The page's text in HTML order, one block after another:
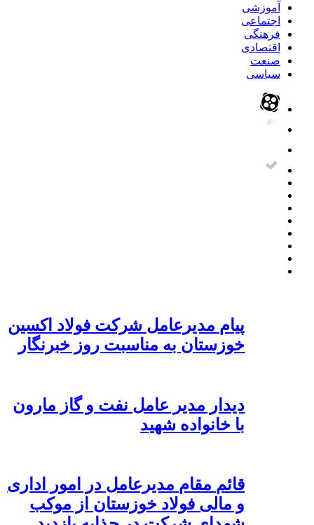
آموزشی
اجتماعی
فرهنگی
اقتصادی
صنعت
سیاسی
پیام مدیرعامل شرکت فولاد اکسین
خوزستان به مناسبت روز خبرنگار
دیدار مدیر عامل نفت و گاز مارون
با خانواده شهید
قائم مقام مدیرعامل در امور اداری
و مالی فولاد خوزستان از موکب